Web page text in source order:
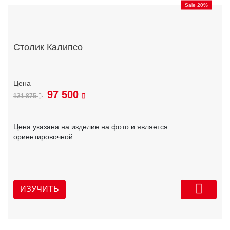
Sale 20%
Столик Калипсо
121 875 97 500
Цена указана на изделие на фото и является
ориентировочной.
ИЗУЧИТЬ